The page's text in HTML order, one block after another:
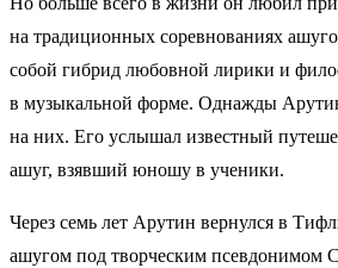
на традиционных соревнованиях
собой гибрид любовной лирики и
в музыкальной форме. Однажды
на них. Его услышал известный
ашуг, взявший юношу в ученики.
Через семь лет Арутин вернулся в
ашугом под творческим псевдонимом